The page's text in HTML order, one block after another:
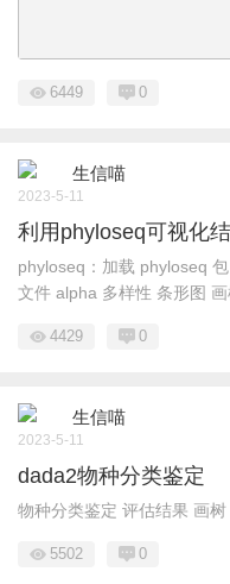
6449 0
生信喵
2023-5-11
利用phyloseq可视化
phyloseq：加载 phyloseq
文件 alpha 多样性 条形图 画
4429 0
生信喵
2023-5-11
dada2物种分类鉴定
物种分类鉴定 评估结果 画树
5502 0